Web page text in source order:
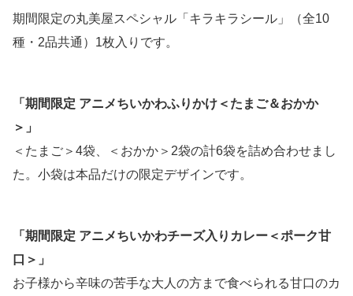
期間限定の丸美屋スペシャル「キラキラシール」（全10
種・2品共通）1枚入りです。
「期間限定 アニメちいかわふりかけ＜たまご＆おかか
＞」
＜たまご＞4袋、＜おかか＞2袋の計6袋を詰め合わせまし
た。小袋は本品だけの限定デザインです。
「期間限定 アニメちいかわチーズ入りカレー＜ポーク甘
口＞」
お子様から辛味の苦手な大人の方まで食べられる甘口のカ